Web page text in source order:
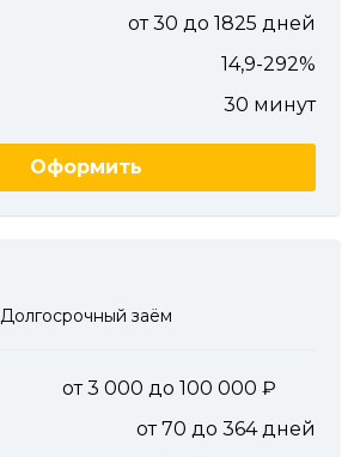
от 30 до 1825 дней
14,9-292%
30 минут
Оформить
Долгосрочный заём
от 3 000 до 100 000
от 70 до 364 дней